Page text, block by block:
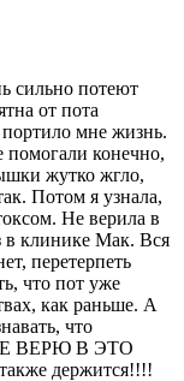
сильно потеют
от пота
мне жизнь.
помогали конечно,
жутко жгло,
Потом я узнала,
Не верила в
в клинике Мак. Вся
перетерпеть
что пот уже
как раньше. А
что
ВЕРЮ В ЭТО
держится!!!!